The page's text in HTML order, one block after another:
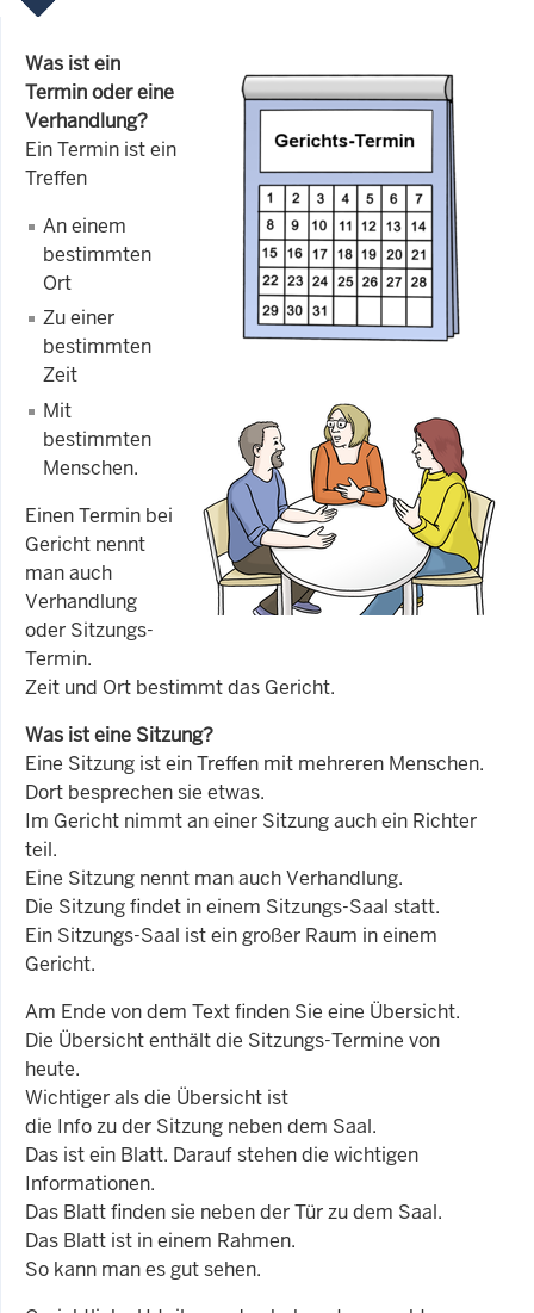
Was ist ein
Termin oder eine
Verhandlung?
Ein Termin ist ein
Treffen
An einem
bestimmten
Ort
Zu einer
bestimmten
Zeit
Mit
bestimmten
Menschen.
Einen Termin bei
Gericht nennt
man auch
Verhandlung
oder Sitzungs-
Termin.
Zeit und Ort bestimmt das Gericht.
Was ist eine Sitzung?
Eine Sitzung ist ein Treffen mit mehreren Menschen.
Dort besprechen sie etwas.
Im Gericht nimmt an einer Sitzung auch ein Richter
teil.
Eine Sitzung nennt man auch Verhandlung.
Die Sitzung findet in einem Sitzungs-Saal statt.
Ein Sitzungs-Saal ist ein großer Raum in einem
Gericht.
Am Ende von dem Text finden Sie eine Übersicht.
Die Übersicht enthält die Sitzungs-Termine von
heute.
Wichtiger als die Übersicht ist
die Info zu der Sitzung neben dem Saal.
Das ist ein Blatt. Darauf stehen die wichtigen
Informationen.
Das Blatt finden sie neben der Tür zu dem Saal.
Das Blatt ist in einem Rahmen.
So kann man es gut sehen.